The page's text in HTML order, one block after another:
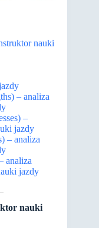
nauki
– analiza
–
jazdy
– analiza
analiza
jazdy
nauki